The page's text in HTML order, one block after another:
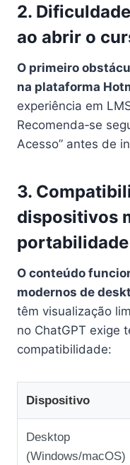
2.
ao abrir o
O primeiro
na plataforma
experiência em
Recomenda‑se
Acesso” antes de
3.
dispositivos
portabilidade
O conteúdo
modernos de
têm visualização
no ChatGPT exige
compatibilidade:
Dispositivo
Desktop
(Windows/macOS)